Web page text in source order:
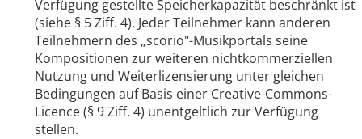
Verfügung gestellte Speicherkapazität beschränkt ist
(siehe § 5 Ziff. 4). Jeder Teilnehmer kann anderen
Teilnehmern des „scorio"-Musikportals seine
Kompositionen zur weiteren nichtkommerziellen
Nutzung und Weiterlizensierung unter gleichen
Bedingungen auf Basis einer Creative-Commons-
Licence (§ 9 Ziff. 4) unentgeltlich zur Verfügung
stellen.